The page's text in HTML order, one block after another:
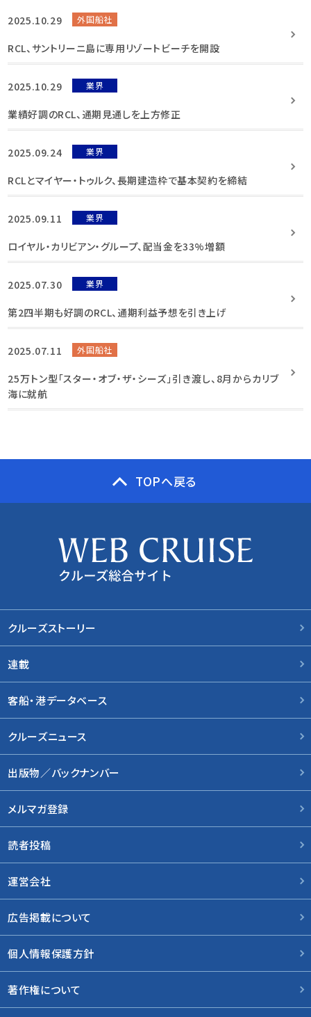
2025.10.29 外国船社
RCL、サントリーニ島に専用リゾートビーチを開設
2025.10.29 業界
業績好調のRCL、通期見通しを上方修正
2025.09.24 業界
RCLとマイヤー・トゥルク、長期建造枠で基本契約を締結
2025.09.11 業界
ロイヤル・カリビアン・グループ、配当金を33%増額
2025.07.30 業界
第2四半期も好調のRCL、通期利益予想を引き上げ
2025.07.11 外国船社
25万トン型「スター・オブ・ザ・シーズ」引き渡し、8月からカリブ
海に就航
TOPへ戻る
クルーズストーリー
連載
客船・港データベース
クルーズニュース
出版物／バックナンバー
メルマガ登録
読者投稿
運営会社
広告掲載について
個人情報保護方針
著作権について